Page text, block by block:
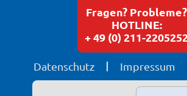
Datenschutz Impressum
Fragen? Probleme?
HOTLINE:
+ 49 (0) 211-2205252